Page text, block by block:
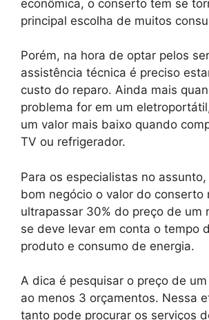
econômica, o conserto tem se
principal escolha de muitos
Porém, na hora de optar pelos
assistência técnica é preciso
custo do reparo. Ainda mais
problema for em um
um valor mais baixo quando
TV ou refrigerador.
Para os especialistas no
bom negócio o valor do conserto
ultrapassar 30% do preço de um
se deve levar em conta o tempo
produto e consumo de energia.
A dica é pesquisar o preço de
ao menos 3 orçamentos. Nessa
tanto pode procurar os serviços